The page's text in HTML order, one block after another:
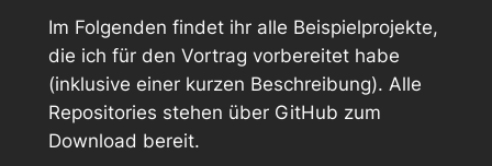
Im Folgenden findet ihr alle Beispielprojekte,
die ich für den Vortrag vorbereitet habe
(inklusive einer kurzen Beschreibung). Alle
Repositories stehen über GitHub zum
Download bereit.